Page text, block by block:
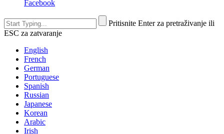
Facebook
Pritisnite Enter za pretraživanje ili
ESC za zatvaranje
English
French
German
Portuguese
Spanish
Russian
Japanese
Korean
Arabic
Irish